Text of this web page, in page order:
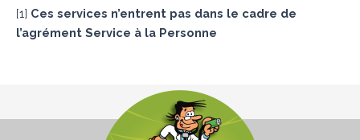
[1] Ces services n’entrent pas dans le cadre de
l’agrément Service à la Personne